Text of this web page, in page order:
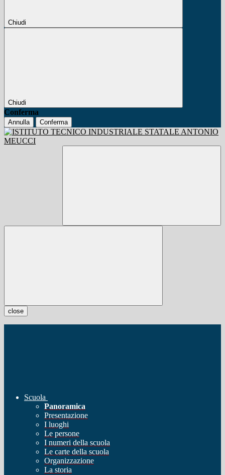
Chiudi
Chiudi
Conferma
Annulla Conferma
close
Scuola
Panoramica
Presentazione
I luoghi
Le persone
I numeri della scuola
Le carte della scuola
Organizzazione
La storia